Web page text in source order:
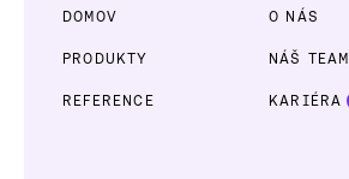
DOMOV
PRODUKTY
REFERENCE
O NÁS
NÁŠ TEAM
KARIÉRA